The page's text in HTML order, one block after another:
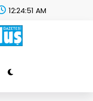
12:24:51 AM